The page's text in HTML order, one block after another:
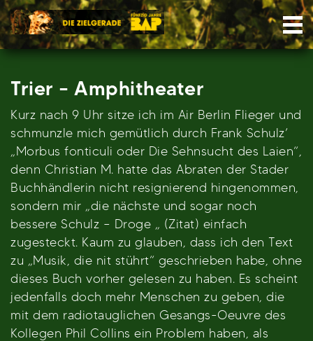
Skip
to
content
Trier – Amphitheater
Kurz nach 9 Uhr sitze ich im Air Berlin Flieger und
schmunzle mich gemütlich durch Frank Schulz’
„Morbus fonticuli oder Die Sehnsucht des Laien“,
denn Christian M. hatte das Abraten der Stader
Buchhändlerin nicht resignierend hingenommen,
sondern mir „die nächste und sogar noch
bessere Schulz – Droge „ (Zitat) einfach
zugesteckt. Kaum zu glauben, dass ich den Text
zu „Musik, die nit stührt“ geschrieben habe, ohne
dieses Buch vorher gelesen zu haben. Es scheint
jedenfalls doch mehr Menschen zu geben, die
mit dem radiotauglichen Gesangs-Oeuvre des
Kollegen Phil Collins ein Problem haben, als